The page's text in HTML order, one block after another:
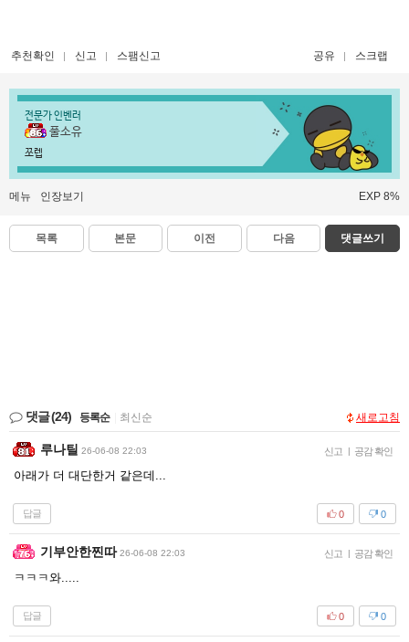
추천확인 신고 스팸신고 공유 스크랩
전문가 인벤러
풀소유
쪼렙
메뉴 인장보기 EXP 8%
목록 본문 이전 다음 댓글쓰기
댓글(24) 등록순 최신순 새로고침
루나틸 26-06-08 22:03 신고 | 공감 확인
아래가 더 대단한거 같은데...
답글 0
0
기부안한찐따 26-06-08 22:03 신고 | 공감 확인
ㅋㅋㅋ와.....
답글 0
0